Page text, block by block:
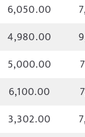
6,050.00
4,980.00
5,000.00
6,100.00
3,302.00